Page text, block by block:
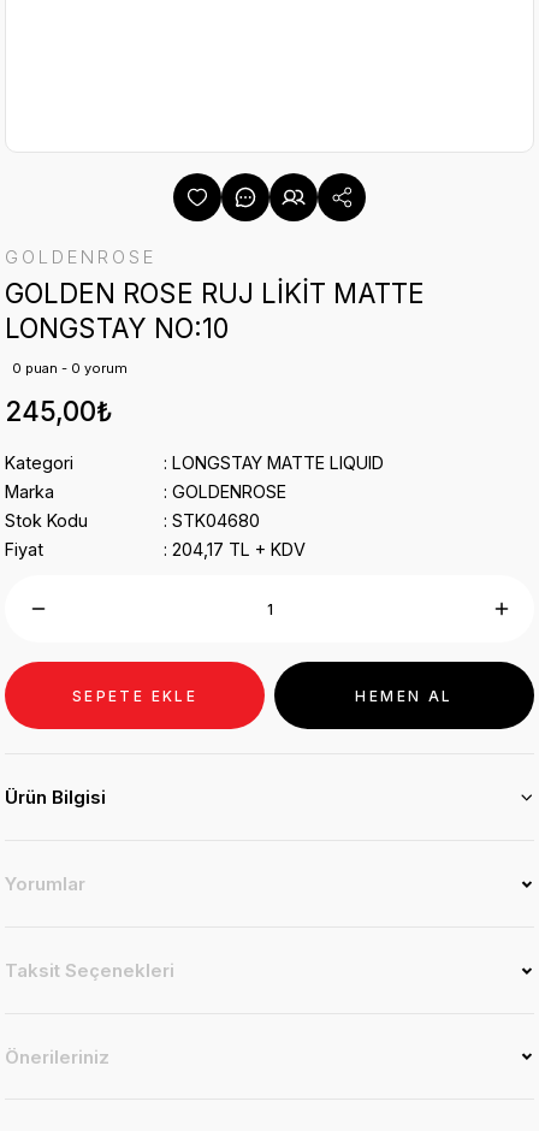
GOLDENROSE
GOLDEN ROSE RUJ LİKİT MATTE
LONGSTAY NO:10
0 puan - 0 yorum
245,00₺
Kategori
LONGSTAY MATTE LIQUID
Marka
GOLDENROSE
Stok Kodu
STK04680
Fiyat
204,17 TL + KDV
SEPETE EKLE HEMEN AL
Ürün Bilgisi
Yorumlar
Taksit Seçenekleri
Önerileriniz